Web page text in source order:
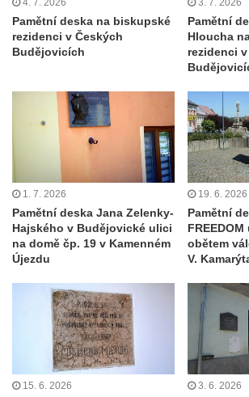
náměstí Jiřího z Poděbrad v Hořicích
Pamětní deska Antonína Sovy v Parku
básníků u hřbitova ve Vysokém nad Jizerou
(Centra setkávání) v Dolní Poustevně
Pamětní deska Augustina Podoláka v
Chrámu Proměnění Páně ve Varnsdorfu
Pamětní deska Alfonse Dopsche na
Městské knihovně Lovosice
Pamětní deska Vinařsko-ovocnářské školy
na domě čp. 32/5 v Husově ulici v Mělníku
provedení Prodané nevěsty na domě U
Zlatého hroznu v Mělníku
Pamětní deska Vladimíra Veselého v
Pražské bráně v Mělníku
Pamětní deska Josefa Straky v ulici 5.
Pamětní deska na biskupské
rezidenci v Českých
Budějovicích
Pamětní
Hloucha
rezidenci
1. 7. 2026
Pamětní deska Jana Zelenky-
Hajského v Budějovické ulici
na domě čp. 19 v Kamenném
Újezdu
19. 6. 2026
Pamětní
obětem
V.
15. 6. 2026 3. 6. 2026